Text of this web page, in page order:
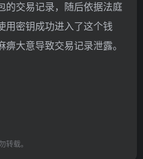
的交易记录，随后依据法庭
用密钥成功进入了这个钱
大意导致交易记录泄露。
载。